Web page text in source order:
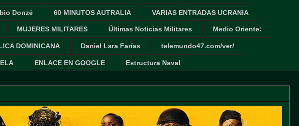
Donzé 60 MINUTOS AUTRALIA VARIAS ENTRADAS UCRANIA
MUJERES MILITARES Últimas Noticias Militares Medio Oriente:
DOMINICANA Daniel Lara Farías telemundo47.com/ver/
ENLACE EN GOOGLE Estructura Naval